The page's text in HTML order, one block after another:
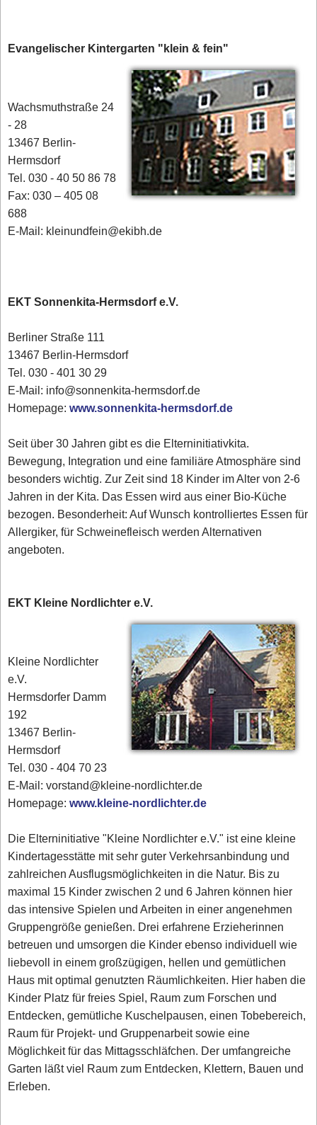
Evangelischer Kintergarten "klein & fein"
Wachsmuthstraße 24
- 28
13467 Berlin-
Hermsdorf
Tel. 030 - 40 50 86 78
Fax: 030 – 405 08
688
E-Mail: kleinundfein@ekibh.de
EKT Sonnenkita-Hermsdorf e.V.
Berliner Straße 111
13467 Berlin-Hermsdorf
Tel. 030 - 401 30 29
E-Mail: info@sonnenkita-hermsdorf.de
Homepage:www.sonnenkita-hermsdorf.de
Seit über 30 Jahren gibt es die Elterninitiativkita.
Bewegung, Integration und eine familiäre Atmosphäre sind
besonders wichtig. Zur Zeit sind 18 Kinder im Alter von 2-6
Jahren in der Kita. Das Essen wird aus einer Bio-Küche
bezogen. Besonderheit: Auf Wunsch kontrolliertes Essen für
Allergiker, für Schweinefleisch werden Alternativen
angeboten.
EKT Kleine Nordlichter e.V.
Kleine Nordlichter
e.V.
Hermsdorfer Damm
192
13467 Berlin-
Hermsdorf
Tel. 030 - 404 70 23
E-Mail: vorstand@kleine-nordlichter.de
Homepage:www.kleine-nordlichter.de
Die Elterninitiative "Kleine Nordlichter e.V." ist eine kleine
Kindertagesstätte mit sehr guter Verkehrsanbindung und
zahlreichen Ausflugsmöglichkeiten in die Natur. Bis zu
maximal 15 Kinder zwischen 2 und 6 Jahren können hier
das intensive Spielen und Arbeiten in einer angenehmen
Gruppengröße genießen. Drei erfahrene Erzieherinnen
betreuen und umsorgen die Kinder ebenso individuell wie
liebevoll in einem großzügigen, hellen und gemütlichen
Haus mit optimal genutzten Räumlichkeiten. Hier haben die
Kinder Platz für freies Spiel, Raum zum Forschen und
Entdecken, gemütliche Kuschelpausen, einen Tobebereich,
Raum für Projekt- und Gruppenarbeit sowie eine
Möglichkeit für das Mittagsschläfchen. Der umfangreiche
Garten läßt viel Raum zum Entdecken, Klettern, Bauen und
Erleben.